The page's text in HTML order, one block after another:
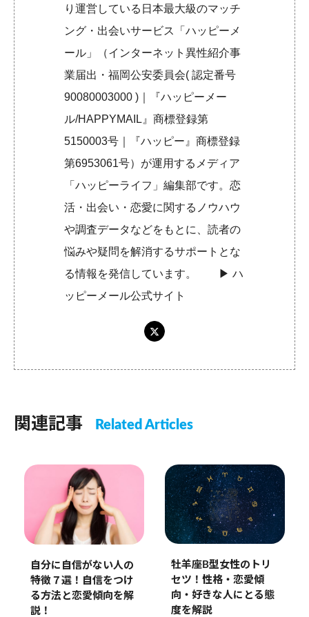
り運営している日本最大級のマッチ
ング・出会いサービス「ハッピーメ
ール」（インターネット異性紹介事
業届出・福岡公安委員会( 認定番号
90080003000 )｜『ハッピーメー
ル/HAPPYMAIL』商標登録第
5150003号｜『ハッピー』商標登録
第6953061号）が運用するメディア
「ハッピーライフ」編集部です。恋
活・出会い・恋愛に関するノウハウ
や調査データなどをもとに、読者の
悩みや疑問を解消するサポートとな
る情報を発信しています。 ▶︎ハ
ッピーメール公式サイト
関連記事 Related Articles
自分に自信がない人の
特徴７選！自信をつけ
る方法と恋愛傾向を解
説！
牡羊座B型女性のトリ
セツ！性格・恋愛傾
向・好きな人にとる態
度を解説